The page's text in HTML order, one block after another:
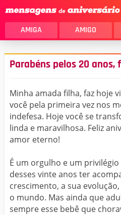
AMIGA AMIGO
Parabéns pelos 20 anos,
Minha amada filha, faz hoje
você pela primeira vez nos
indefesa. Hoje você se
linda e maravilhosa. Feliz
amor eterno!
É um orgulho e um
desses vinte anos ter
crescimento, a sua
o mundo. Mas ainda que
sempre esse bebê que